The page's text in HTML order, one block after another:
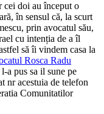
cei doi au început o
în sensul că, la scurt
prin avocatul său,
cu intenția de a îl
să îi vindem casa la
Rosca Radu
a pus sa il sune pe
nr acestuia de telefon
Comunitatilor